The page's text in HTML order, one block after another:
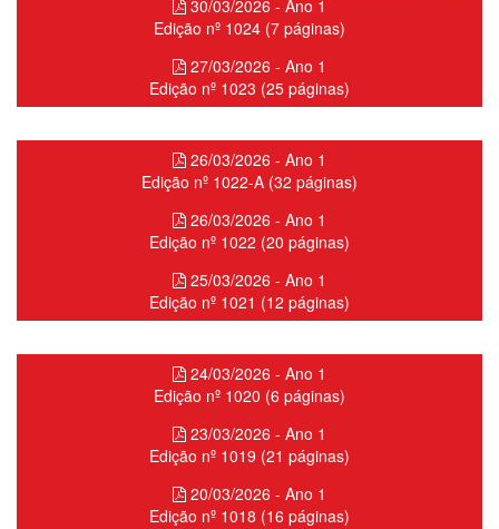
30/03/2026 - Ano 1
Edição nº 1024 (7 páginas)
27/03/2026 - Ano 1
Edição nº 1023 (25 páginas)
26/03/2026 - Ano 1
Edição nº 1022-A (32 páginas)
26/03/2026 - Ano 1
Edição nº 1022 (20 páginas)
25/03/2026 - Ano 1
Edição nº 1021 (12 páginas)
24/03/2026 - Ano 1
Edição nº 1020 (6 páginas)
23/03/2026 - Ano 1
Edição nº 1019 (21 páginas)
20/03/2026 - Ano 1
Edição nº 1018 (16 páginas)